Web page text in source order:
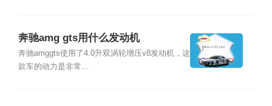
奔驰amg gts用什么发动机
奔驰amggts使用了4.0升双涡轮增压v8发动机，这
款车的动力是非常...